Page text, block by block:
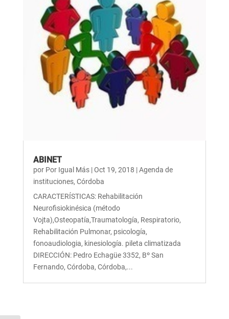
ABINET
por Por Igual Más|Oct 19, 2018 |Agenda de
instituciones, Córdoba
CARACTERÍSTICAS: Rehabilitación
Neurofisiokinésica (método
Vojta),Osteopatía,Traumatología, Respiratorio,
Rehabilitación Pulmonar, psicología,
fonoaudiologia, kinesiología. pileta climatizada
DIRECCIÓN: Pedro Echagüe 3352, Bº San
Fernando, Córdoba, Córdoba,...